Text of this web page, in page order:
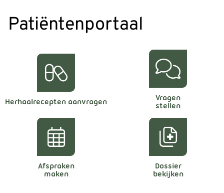
Patiëntenportaal
Herhaalrecepten aanvragen
Vragen
stellen
Afspraken
maken
Dossier
bekijken